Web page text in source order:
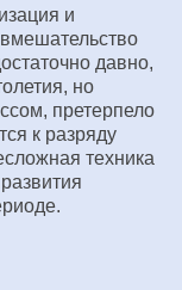
и
давно,
но
претерпело
к разряду
техника